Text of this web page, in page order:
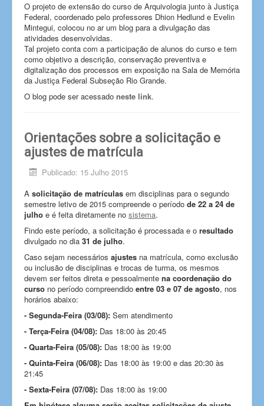
O projeto de extensão do curso de Arquivologia junto à Justiça
Federal, coordenado pelo professores Dhion Hedlund e Evelin
Mintegui, colocou no ar um blog para a divulgação das
atividades desenvolvidas.
Tal projeto conta com a participação de alunos do curso e tem
como objetivo a descrição, conservação preventiva e
digitalização dos processos em exposição na Sala de Memória
da Justiça Federal Subseção Rio Grande.
O blog pode ser acessado neste link.
Orientações sobre a solicitação e
ajustes de matrícula
Publicado: 15 Julho 2015
A solicitação de matrículas em disciplinas para o segundo
semestre letivo de 2015 compreende o período de 22 a 24 de
julho e é feita diretamente no sistema.
Findo este período, a solicitação é processada e o resultado
divulgado no dia 31 de julho.
Caso sejam necessários ajustes na matrícula, como exclusão
ou inclusão de disciplinas e trocas de turma, os mesmos
devem ser feitos direta e pessoalmente na coordenação do
curso no período compreendido entre 03 e 07 de agosto, nos
horários abaixo:
- Segunda-Feira (03/08): Sem atendimento
- Terça-Feira (04/08): Das 18:00 às 20:45
- Quarta-Feira (05/08): Das 18:00 às 19:00
- Quinta-Feira (06/08): Das 18:00 às 19:00 e das 20:30 às
21:45
- Sexta-Feira (07/08): Das 18:00 às 19:00